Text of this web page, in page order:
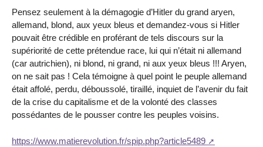
Pensez seulement à la démagogie d’Hitler du grand aryen,
allemand, blond, aux yeux bleus et demandez-vous si Hitler
pouvait être crédible en proférant de tels discours sur la
supériorité de cette prétendue race, lui qui n’était ni allemand
(car autrichien), ni blond, ni grand, ni aux yeux bleus !!! Aryen,
on ne sait pas ! Cela témoigne à quel point le peuple allemand
était affolé, perdu, déboussolé, tiraillé, inquiet de l’avenir du fait
de la crise du capitalisme et de la volonté des classes
possédantes de le pousser contre les peuples voisins.
https://www.matierevolution.fr/spip.php?article5489